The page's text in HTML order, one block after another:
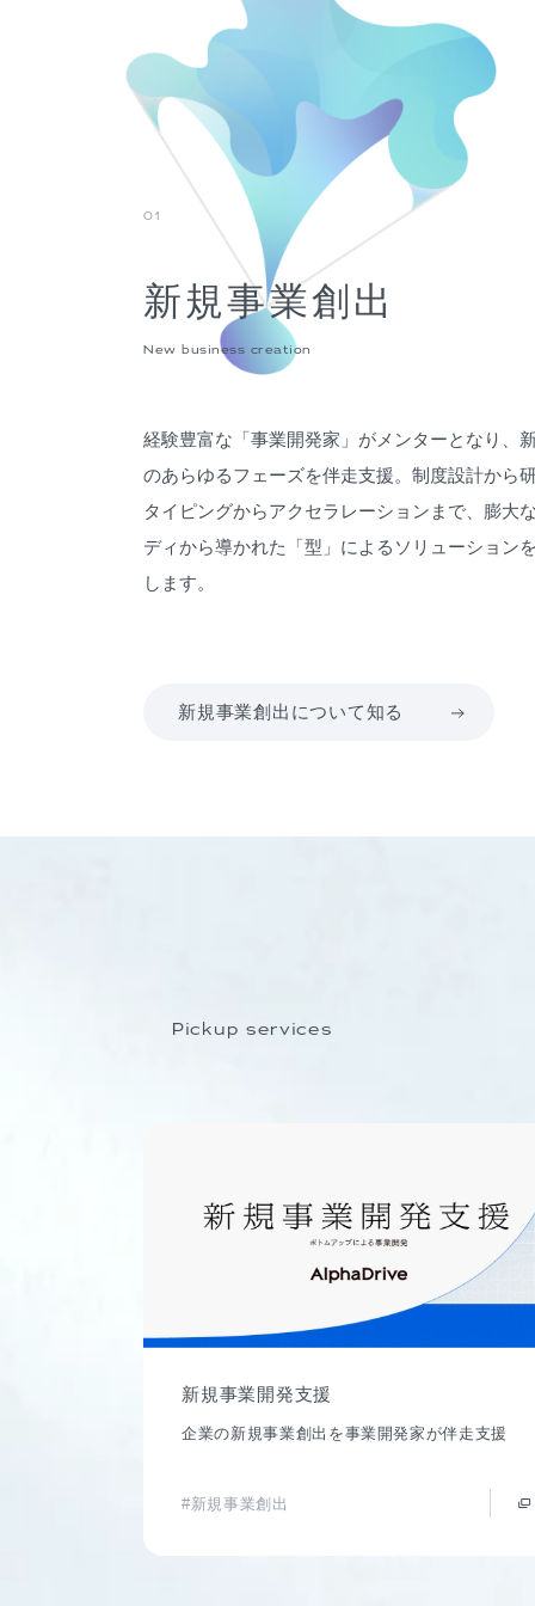
01
新規事業創出
New business creation
経験豊富な「事業開発家」がメンターとなり、
のあらゆるフェーズを伴走支援。制度設計から
タイピングからアクセラレーションまで、膨大
ディから導かれた「型」によるソリューション
します。
新規事業創出について知る
Pickup services
新規事業開発支援
企業の新規事業創出を事業開発家が伴走支援
#新規事業創出